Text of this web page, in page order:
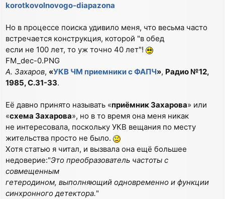
korotkovolnovogo-diapazona
Но в процессе поиска удивило меня, что весьма часто
встречается конструкция, которой "в обед
если не 100 лет, то уж точно 40 лет"!
FM_dec-0.PNG
А. Захаров, «УКВ ЧМ приемники с ФАПЧ», Радио №12,
1985, С.31-33.
Её давно принято называть «приёмник Захарова» или
«схема Захарова», но в то время она меня никак
не интересовала, поскольку УКВ вещания по месту
жительства просто не было.
Хотя статью я читал, и вызвала она ещё большее
недоверие:"Это преобразователь частоты с
совмещенным
гетеродином, выполняющий одновременно и функции
синхронного детектора."